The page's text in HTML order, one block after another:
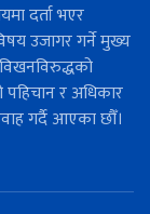
दर्ता भएर
उजागर गर्ने मुख्य
र अधिकार
गर्दै आएका छौँ।